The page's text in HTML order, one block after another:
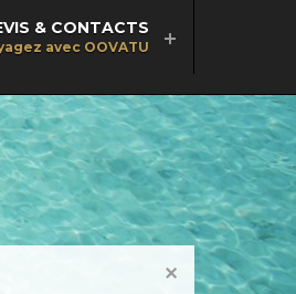
& CONTACTS
avec OOVATU